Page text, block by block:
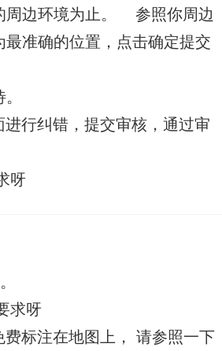
周边环境为止。 参照你周边
准确的位置，点击确定提交
行纠错，提交审核，通过审
呀
求呀
标注在地图上， 请参照一下